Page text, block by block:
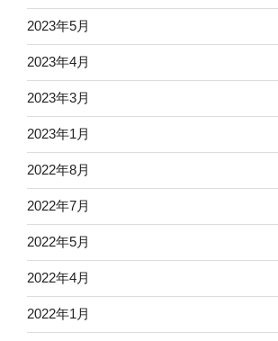
2023年5月
2023年4月
2023年3月
2023年1月
2022年8月
2022年7月
2022年5月
2022年4月
2022年1月